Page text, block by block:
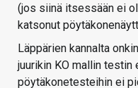
(jos siinä itsessään ei
katsonut
Läppärien kannalta
juurikin KO mallin testin
pöytäkonetesteihin ei